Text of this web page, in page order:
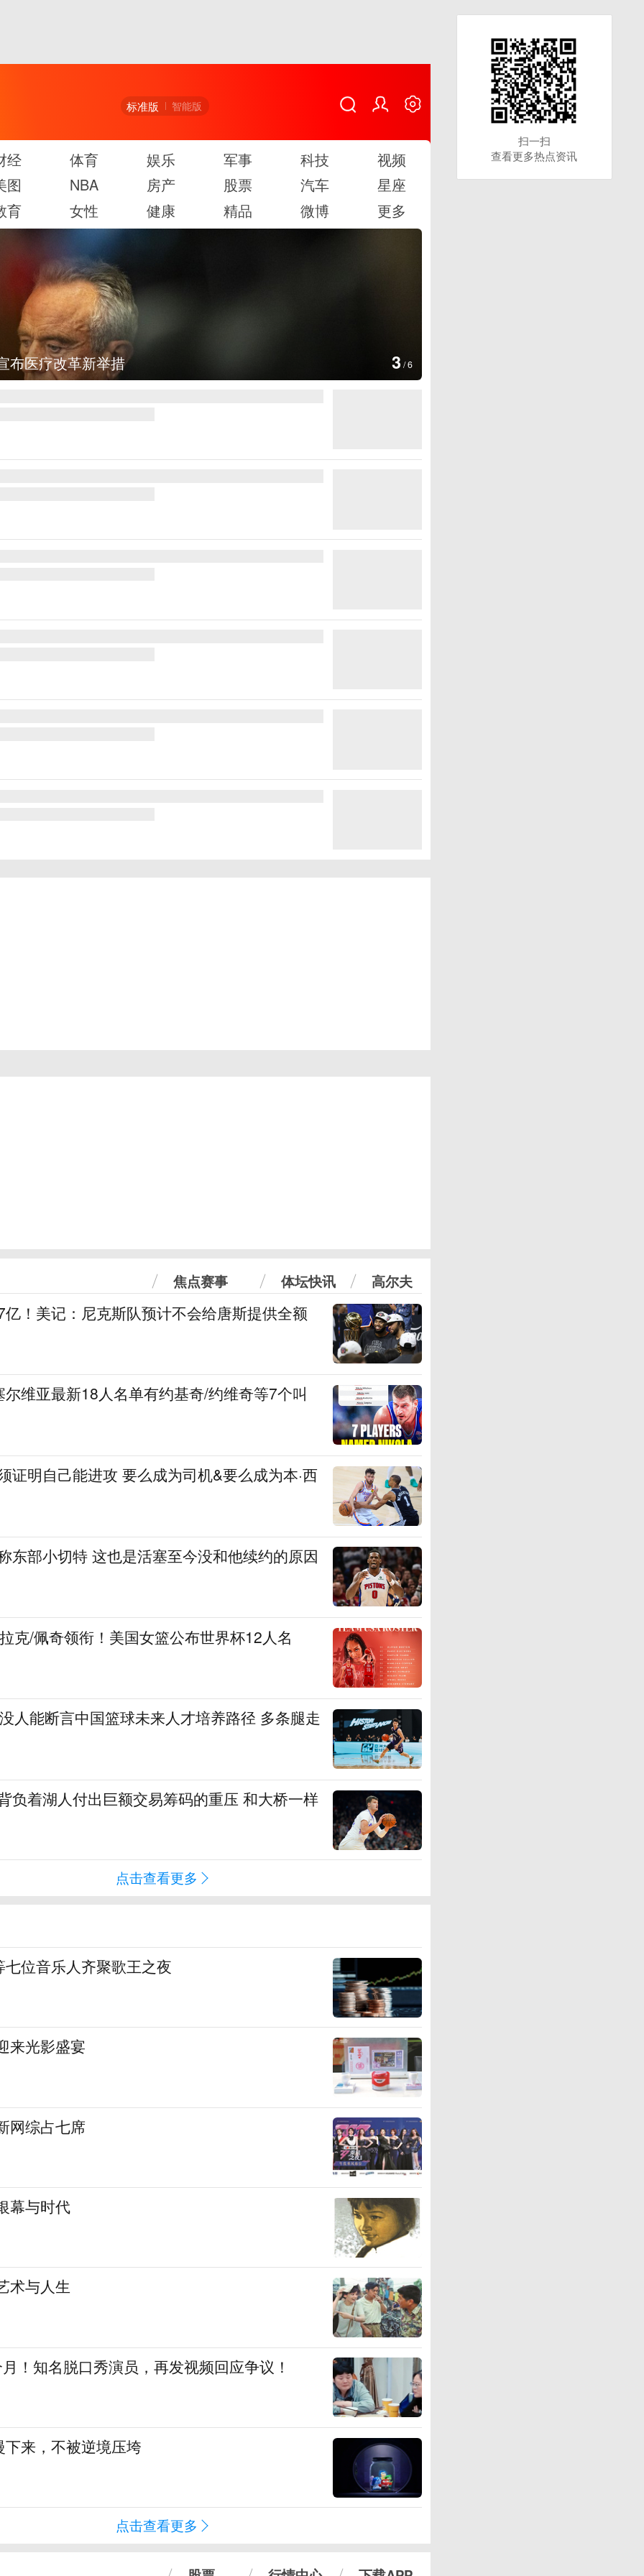
标准版 智能版
经 体育 娱乐 军事 科技
视频
图
NBA 房产 股票 汽车
星座
育
女性 健康 精品 微博 更多
图集
云南普洱：乡村风光如画 4 /6
焦点赛事 体坛快讯 高尔夫
！美记：尼克斯队预计不会给唐斯提供全额
维亚最新18人名单有约基奇/约维奇等7个叫
证明自己能进攻 要么成为司机&要么成为本·西
东部小切特 这也是活塞至今没和他续约的原因
克/佩奇领衔！美国女篮公布世界杯12人名
人能断言中国篮球未来人才培养路径 多条腿走
负着湖人付出巨额交易筹码的重压 和大桥一样
点击查看更多
位音乐人齐聚歌王之夜
来光影盛宴
网综占七席
幕与时代
术与人生
！知名脱口秀演员，再发视频回应争议！
来，不被逆境压垮
点击查看更多
扫一扫
查看更多热点资讯
扫一扫
查看更多热点资讯